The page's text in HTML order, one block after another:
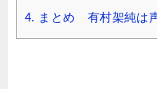
4. まとめ 有村架純は